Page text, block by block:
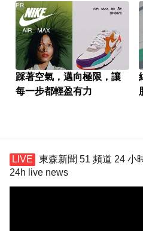
踩著空氣，邁向極限，讓
每一步都輕盈有力
PR
東森新聞 51 頻道 24 小
24h live news